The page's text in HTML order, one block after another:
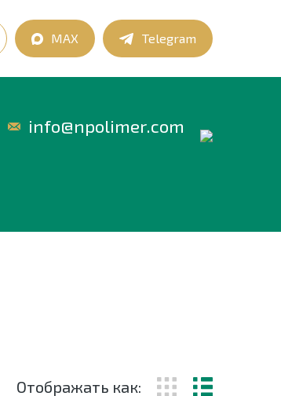
MAX Telegram
info@npolimer.com
Отображать как: